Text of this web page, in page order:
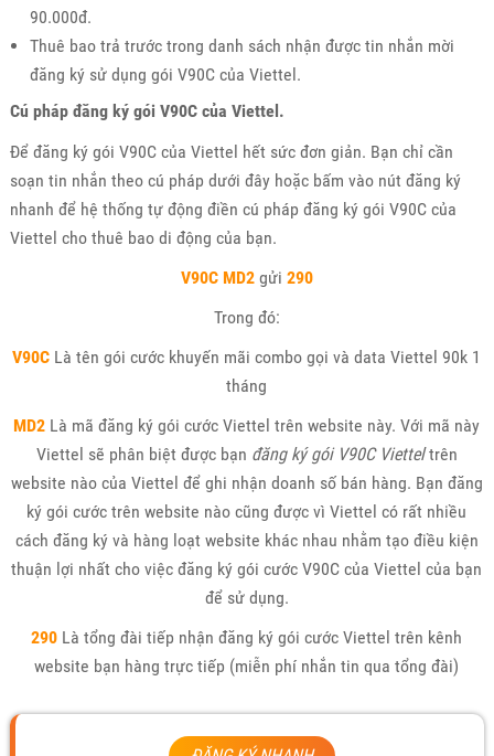
90.000đ.
Thuê bao trả trước trong danh sách nhận được tin nhắn mời
đăng ký sử dụng gói V90C của Viettel.
Cú pháp đăng ký gói V90C của Viettel.
Để đăng ký gói V90C của Viettel hết sức đơn giản. Bạn chỉ cần
soạn tin nhắn theo cú pháp dưới đây hoặc bấm vào nút đăng ký
nhanh để hệ thống tự động điền cú pháp đăng ký gói V90C của
Viettel cho thuê bao di động của bạn.
V90C MD2gửi 290
Trong đó:
V90C Là tên gói cước khuyến mãi combo gọi và data Viettel 90k 1
tháng
MD2 Là mã đăng ký gói cước Viettel trên website này. Với mã này
Viettel sẽ phân biệt được bạn đăng ký gói V90C Vietteltrên
website nào của Viettel để ghi nhận doanh số bán hàng. Bạn đăng
ký gói cước trên website nào cũng được vì Viettel có rất nhiều
cách đăng ký và hàng loạt website khác nhau nhằm tạo điều kiện
thuận lợi nhất cho việc đăng ký gói cước V90C của Viettel của bạn
để sử dụng.
290 Là tổng đài tiếp nhận đăng ký gói cước Viettel trên kênh
website bạn hàng trực tiếp (miễn phí nhắn tin qua tổng đài)